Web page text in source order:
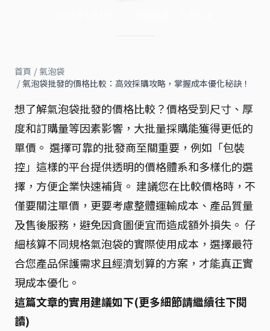
首頁 / 氣泡袋
/ 氣泡袋批發的價格比較：高效採購攻略，掌握成本優化秘訣！
想了解氣泡袋批發的價格比較？價格受到尺寸、厚
度和訂購量等因素影響，大批量採購能獲得更低的
單價。 選擇可靠的批發商至關重要，例如「包裝
控」這樣的平台提供透明的價格體系和多樣化的選
擇，方便企業快速補貨。 建議您在比較價格時，不
僅要關注單價，更要考慮整體運輸成本、產品質量
及售後服務，避免因貪圖便宜而造成額外損失。 仔
細核算不同規格氣泡袋的實際使用成本，選擇最符
合您產品保護需求且經濟划算的方案，才能真正實
現成本優化。
這篇文章的實用建議如下(更多細節請繼續往下閱
讀)